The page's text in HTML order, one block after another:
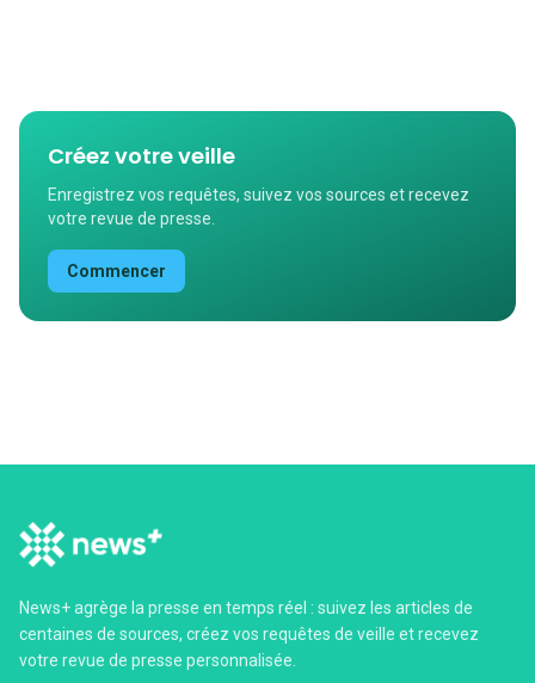
Créez votre veille
Enregistrez vos requêtes, suivez vos sources et recevez
votre revue de presse.
Commencer
News+ agrège la presse en temps réel : suivez les articles de
centaines de sources, créez vos requêtes de veille et recevez
votre revue de presse personnalisée.